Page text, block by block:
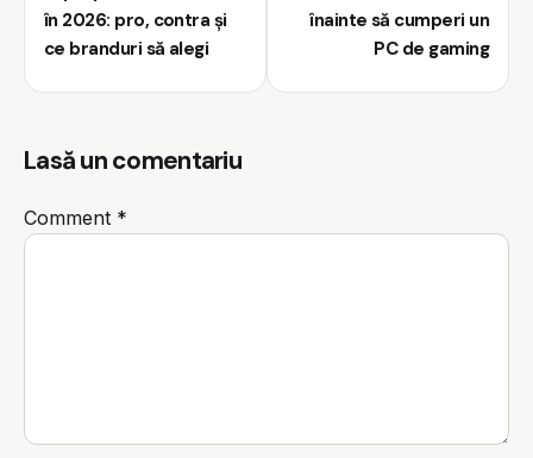
în 2026: pro, contra și
ce branduri să alegi
înainte să cumperi un
PC de gaming
Lasă un comentariu
Comment *